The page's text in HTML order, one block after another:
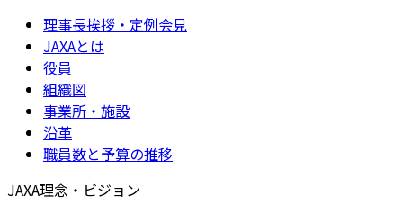
理事長挨拶・定例会見
JAXAとは
役員
組織図
事業所・施設
沿革
職員数と予算の推移
JAXA理念・ビジョン